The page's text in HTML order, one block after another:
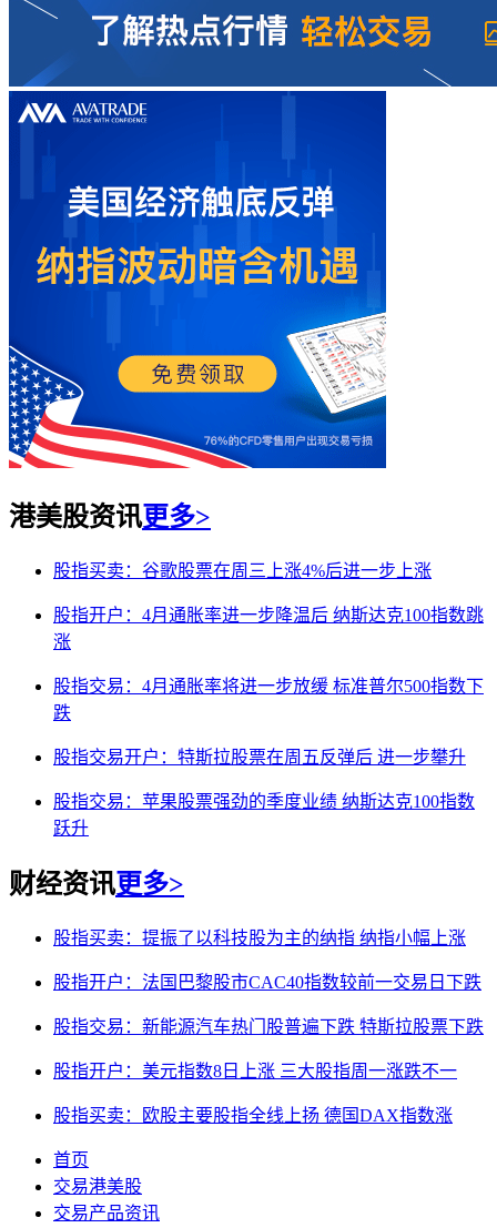
港美股资讯更多>
股指买卖：谷歌股票在周三上涨4%后进一步上涨
股指开户：4月通胀率进一步降温后 纳斯达克100指数跳
涨
股指交易：4月通胀率将进一步放缓 标准普尔500指数下
跌
股指交易开户：特斯拉股票在周五反弹后 进一步攀升
股指交易：苹果股票强劲的季度业绩 纳斯达克100指数
跃升
财经资讯更多>
股指买卖：提振了以科技股为主的纳指 纳指小幅上涨
股指开户：法国巴黎股市CAC40指数较前一交易日下跌
股指交易：新能源汽车热门股普遍下跌 特斯拉股票下跌
股指开户：美元指数8日上涨 三大股指周一涨跌不一
股指买卖：欧股主要股指全线上扬 德国DAX指数涨
首页
交易港美股
交易产品资讯